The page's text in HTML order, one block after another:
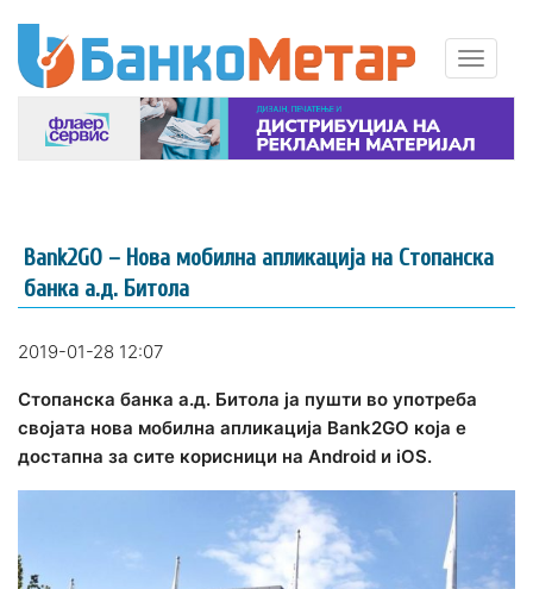
Bank2GO – Нова мобилна апликација на Стопанска
банка а.д. Битола
2019-01-28 12:07
Стопанска банка а.д. Битола ја пушти во употреба
својата нова мобилна апликација Bank2GO која е
достапна за сите корисници на Android и iOS.